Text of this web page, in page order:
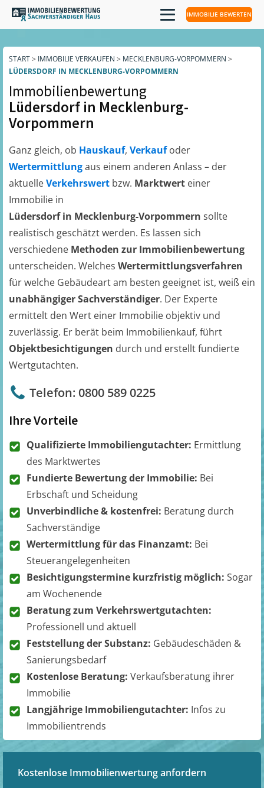
IMMOBILIE BEWERTEN
START> IMMOBILIE VERKAUFEN > MECKLENBURG-VORPOMMERN >
LÜDERSDORF IN MECKLENBURG-VORPOMMERN
Immobilienbewertung
Lüdersdorf in Mecklenburg-
Vorpommern
Ganz gleich, ob Hauskauf, Verkaufoder
Wertermittlungaus einem anderen Anlass – der
aktuelleVerkehrswert bzw. Marktwert einer
Immobilie in
Lüdersdorf in Mecklenburg-Vorpommern sollte
realistisch geschätzt werden. Es lassen sich
verschiedene Methoden zur Immobilienbewertung
unterscheiden. Welches Wertermittlungsverfahren
für welche Gebäudeart am besten geeignet ist, weiß ein
unabhängiger Sachverständiger. Der Experte
ermittelt den Wert einer Immobilie objektiv und
zuverlässig. Er berät beim Immobilienkauf, führt
Objektbesichtigungen durch und erstellt fundierte
Wertgutachten.
Telefon: 0800 589 0225
Ihre Vorteile
Qualifizierte Immobiliengutachter: Ermittlung
des Marktwertes
Fundierte Bewertung der Immobilie: Bei
Erbschaft und Scheidung
Unverbindliche & kostenfrei: Beratung durch
Sachverständige
Wertermittlung für das Finanzamt: Bei
Steuerangelegenheiten
Besichtigungstermine kurzfristig möglich: Sogar
am Wochenende
Beratung zum Verkehrswertgutachten:
Professionell und aktuell
Feststellung der Substanz: Gebäudeschäden &
Sanierungsbedarf
Kostenlose Beratung: Verkaufsberatung ihrer
Immobilie
Langjährige Immobiliengutachter: Infos zu
Immobilientrends
Kostenlose Immobilienwertung anfordern